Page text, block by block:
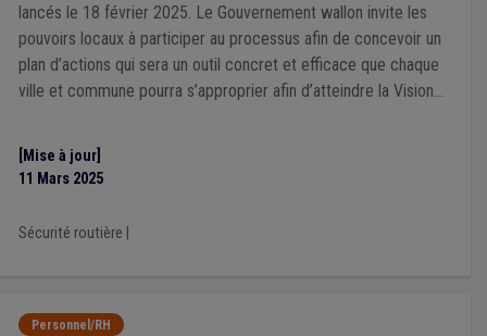
lancés le 18 février 2025. Le Gouvernement wallon invite les
pouvoirs locaux à participer au processus afin de concevoir un
plan d’actions qui sera un outil concret et efficace que chaque
ville et commune pourra s’approprier afin d’atteindre la Vision
[Mise à jour]
11 Mars 2025
Sécurité routière
Personnel/RH